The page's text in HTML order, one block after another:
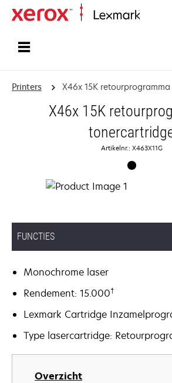
Printers X46x 15K
X46x 15K
Artikelnr.: X463X11G
FUNCTIES
Monochrome laser
Rendement: 15.000†
Lexmark Cartridge
Type lasercartridge:
Overzicht